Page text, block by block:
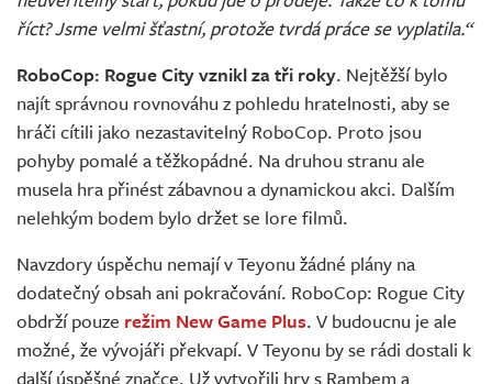
říct? Jsme velmi šťastní, protože tvrdá práce se vyplatila.“
RoboCop: Rogue City vznikl za tři roky. Nejtěžší bylo
najít správnou rovnováhu z pohledu hratelnosti, aby se
hráči cítili jako nezastavitelný RoboCop. Proto jsou
pohyby pomalé a těžkopádné. Na druhou stranu ale
musela hra přinést zábavnou a dynamickou akci. Dalším
nelehkým bodem bylo držet se lore filmů.
Navzdory úspěchu nemají v Teyonu žádné plány na
dodatečný obsah ani pokračování. RoboCop: Rogue City
obdrží pouze režim New Game Plus. V budoucnu je ale
možné, že vývojáři překvapí. V Teyonu by se rádi dostali k
další úspěšné značce. Už vytvořili hry s Rambem a